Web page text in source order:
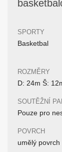
SPORTY
Basketbal
ROZMĚRY
D: 24m Š:
SOUTĚŽNÍ
Pouze pro
POVRCH
umělý povrch